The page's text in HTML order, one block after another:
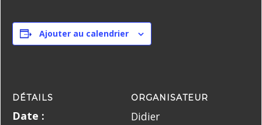
Ajouter au calendrier
DÉTAILS
Date :
ORGANISATEUR
Didier